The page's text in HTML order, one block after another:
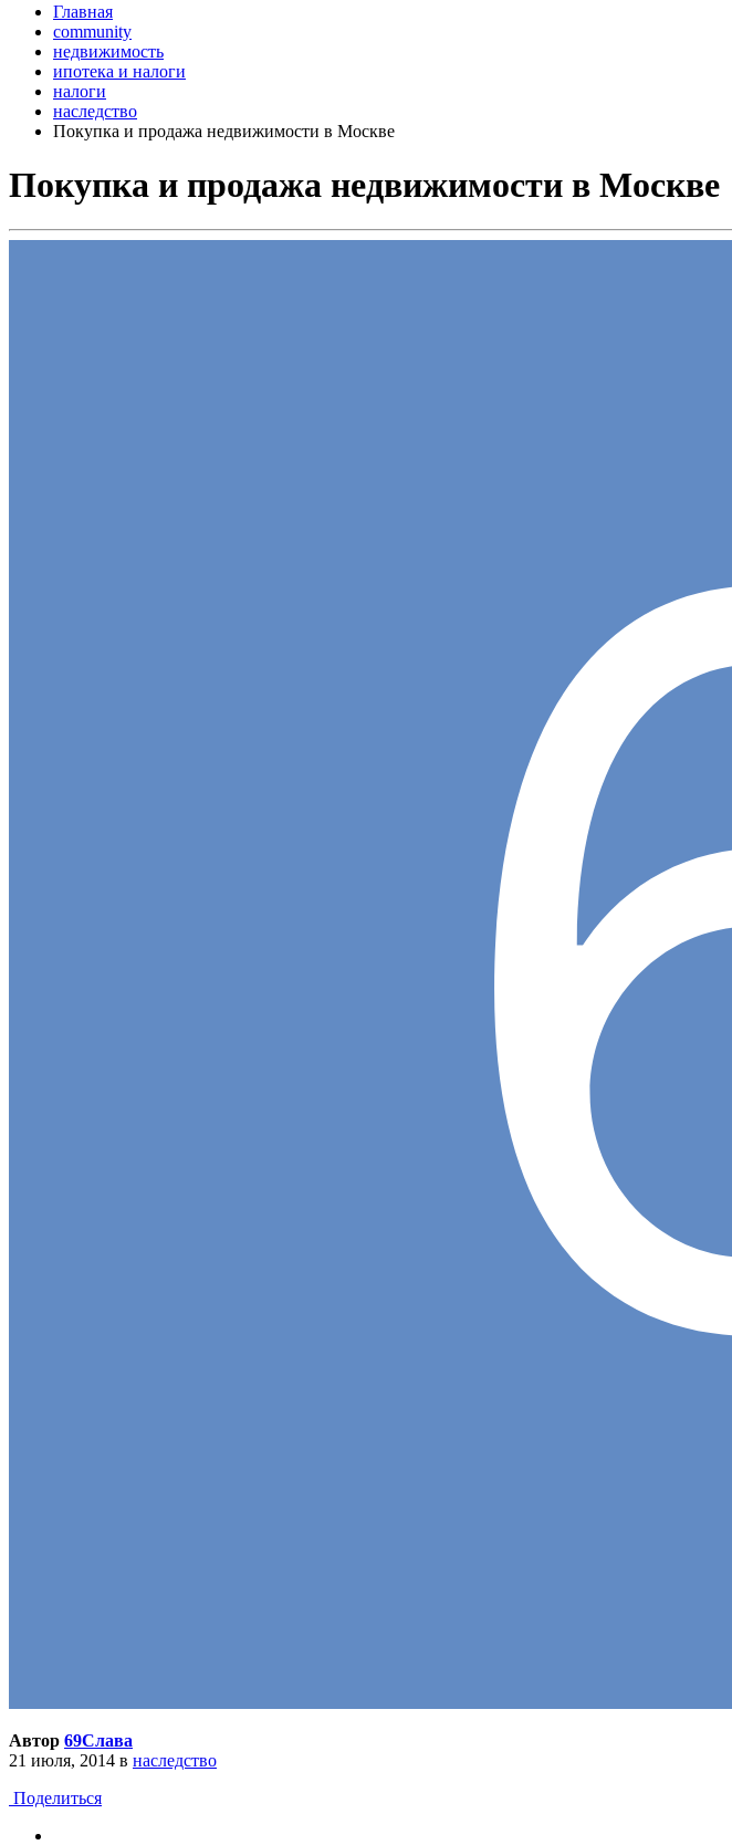
Главная
community
недвижимость
ипотека и налоги
налоги
наследство
Покупка и продажа недвижимости в Москве
Покупка и продажа недвижимости в Москве
Автор 69Слава
21 июля, 2014 в наследство
Поделиться